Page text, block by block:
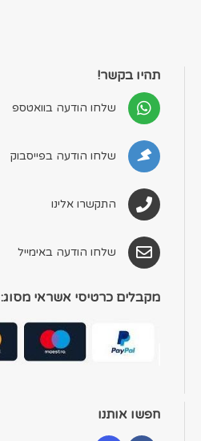
תהיו בקשר!
שלחו הודעה בוואטספ
שלחו הודעה בפייסבוק
התקשרו אלינו
שלחו הודעה באימייל
מקבלים כרטיסי אשראי מסוג:
חפשו אותנו